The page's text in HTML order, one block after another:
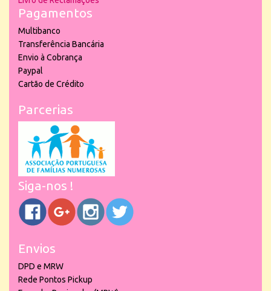
Pagamentos
Multibanco
Transferência Bancária
Envio à Cobrança
Paypal
Cartão de Crédito
Parcerias
Siga-nos !
Envios
DPD e MRW
Rede Pontos Pickup